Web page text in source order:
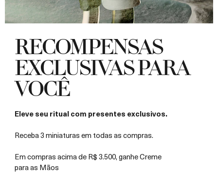
RECOMPENSAS
EXCLUSIVAS PARA
VOCÊ
Eleve seu ritual com presentes exclusivos.
Receba 3 miniaturas em todas as compras.
Em compras acima de R$ 3.500, ganhe Creme
para as Mãos